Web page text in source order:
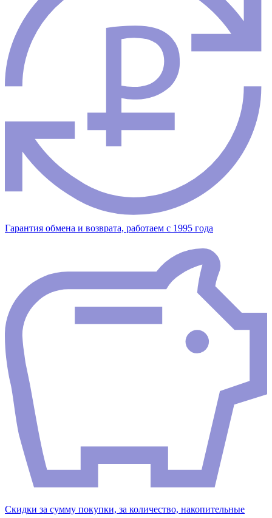
Гарантия обмена и возврата, работаем с 1995 года
Скидки за сумму покупки, за количество, накопительные